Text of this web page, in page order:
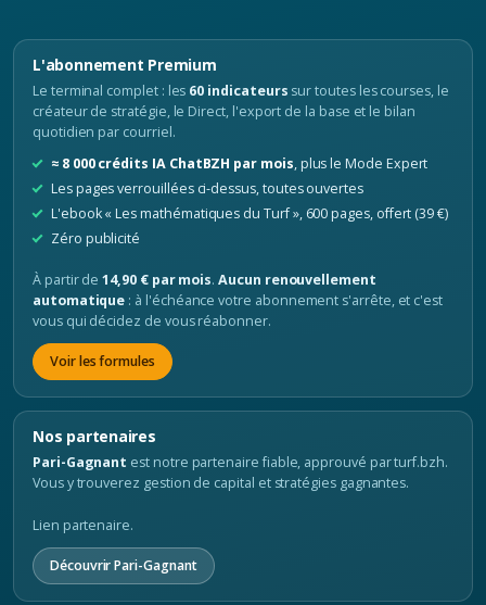
L'abonnement Premium
Le terminal complet : les 60 indicateurs sur toutes les courses, le
créateur de stratégie, le Direct, l'export de la base et le bilan
quotidien par courriel.
≈ 8 000 crédits IA ChatBZH par mois, plus le Mode Expert
Les pages verrouillées ci-dessus, toutes ouvertes
L'ebook « Les mathématiques du Turf », 600 pages, offert (39 €)
Zéro publicité
À partir de14,90 € par mois.Aucun renouvellement
automatique : à l'échéance votre abonnement s'arrête, et c'est
vous qui décidez de vous réabonner.
Voir les formules
Nos partenaires
Pari-Gagnant est notre partenaire fiable, approuvé par turf.bzh.
Vous y trouverez gestion de capital et stratégies gagnantes.
Lien partenaire.
Découvrir Pari-Gagnant